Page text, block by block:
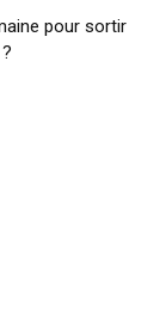
pour sortir